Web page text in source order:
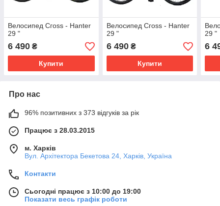
Велосипед Сгоѕѕ - Hanter
29 "
6 490 ₴
Купити
Велосипед Сгоѕѕ - Hanter
29 "
6 490₴
Купити
29 "
6
Про нас
96% позитивних з 373 відгуків за рік
Працює з 28.03.2015
м. Харків
Вул. Архітектора Бекетова 24, Харків, Україна
Контакти
Сьогодні працює з 10:00 до 19:00
Показати весь графік роботи